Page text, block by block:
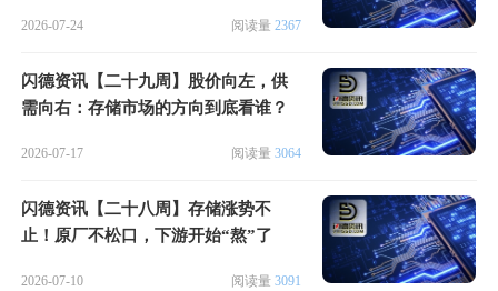
2026-07-24 阅读量 2367
闪德资讯【二十九周】股价向左，供
需向右：存储市场的方向到底看谁？
2026-07-17 阅读量 3064
闪德资讯【二十八周】存储涨势不
止！原厂不松口，下游开始“熬”了
2026-07-10 阅读量 3091